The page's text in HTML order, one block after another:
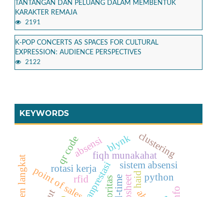
TANTANGAN DAN PELUANG DALAM MEMBENTUK
KARAKTER REMAJA
2191
K-POP CONCERTS AS SPACES FOR CULTURAL
EXPRESSION: AUDIENCE PERSPECTIVES
2122
KEYWORDS
wanprestasi
fiqh munakahat
rotasi kerja sistem absensi
qr code
point of sales
clustering
blynk
haid python
absensi
rfid